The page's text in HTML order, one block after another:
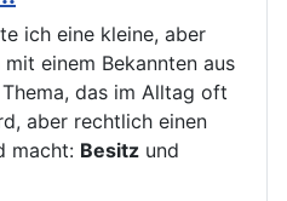
ich eine kleine, aber
einem Bekannten aus
das im Alltag oft
aber rechtlich einen
macht: Besitz und